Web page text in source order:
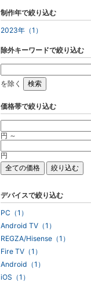
制作年で絞り込む
2023年（1）
除外キーワードで絞り込む
を除く
価格帯で絞り込む
円 ～
円
デバイスで絞り込む
PC（1）
Android TV（1）
REGZA/Hisense（1）
Fire TV（1）
Android（1）
iOS（1）